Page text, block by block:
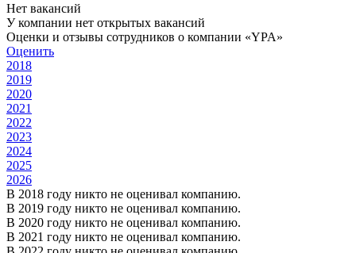
Нет вакансий
У компании нет открытых вакансий
Оценки и отзывы сотрудников о компании «YPA»
Оценить
2018
2019
2020
2021
2022
2023
2024
2025
2026
В 2018 году никто не оценивал компанию.
В 2019 году никто не оценивал компанию.
В 2020 году никто не оценивал компанию.
В 2021 году никто не оценивал компанию.